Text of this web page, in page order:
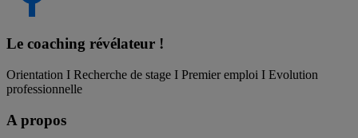
Le coaching révélateur !
Orientation I Recherche de stage I Premier emploi I Evolution
professionnelle
A propos